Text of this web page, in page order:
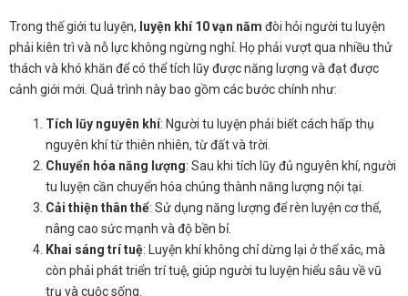
Trong thế giới tu luyện, luyện khí 10 vạn năm đòi hỏi người tu luyện
phải kiên trì và nỗ lực không ngừng nghỉ. Họ phải vượt qua nhiều thử
thách và khó khăn để có thể tích lũy được năng lượng và đạt được
cảnh giới mới. Quá trình này bao gồm các bước chính như:
Tích lũy nguyên khí: Người tu luyện phải biết cách hấp thụ
nguyên khí từ thiên nhiên, từ đất và trời.
Chuyển hóa năng lượng: Sau khi tích lũy đủ nguyên khí, người
tu luyện cần chuyển hóa chúng thành năng lượng nội tại.
Cải thiện thân thể: Sử dụng năng lượng để rèn luyện cơ thể,
nâng cao sức mạnh và độ bền bỉ.
Khai sáng trí tuệ: Luyện khí không chỉ dừng lại ở thể xác, mà
còn phải phát triển trí tuệ, giúp người tu luyện hiểu sâu về vũ
trụ và cuộc sống.